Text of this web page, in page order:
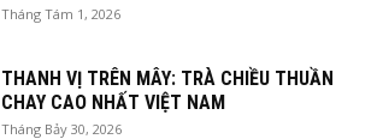
Tháng Tám 1, 2026
THANH VỊ TRÊN MÂY: TRÀ CHIỀU THUẦN
CHAY CAO NHẤT VIỆT NAM
Tháng Bảy 30, 2026